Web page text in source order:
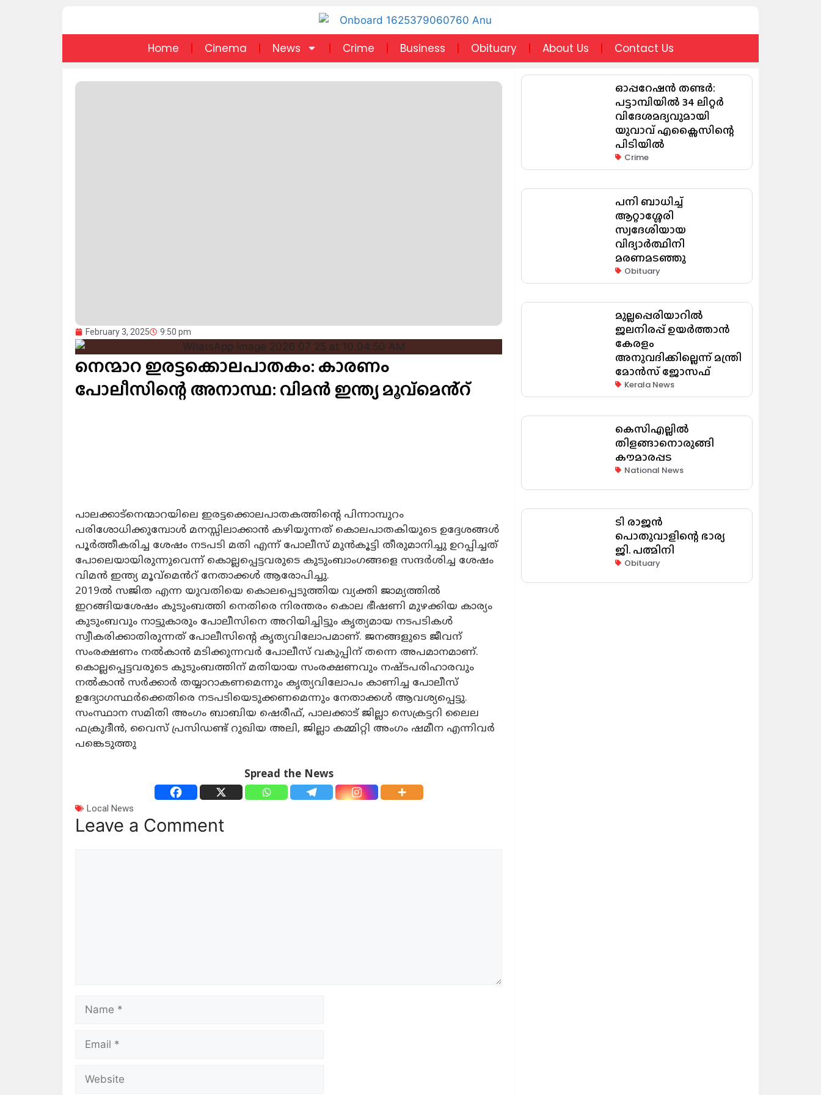
Home Cinema News Crime Business Obituary About Us Contact Us
February 3, 2025 9:50 pm
നെന്മാറ ഇരട്ടക്കൊലപാതകം: കാരണം
പോലീസിന്റെ അനാസ്ഥ: വിമൻ ഇന്ത്യ മൂവ്മെൻ്റ്
പാലക്കാട്നെന്മാറയിലെ ഇരട്ടക്കൊലപാതകത്തിന്റെ പിന്നാമ്പുറം
പരിശോധിക്കുമ്പോൾ മനസ്സിലാക്കാൻ കഴിയുന്നത് കൊലപാതകിയുടെ ഉദ്ദേശങ്ങൾ
പൂർത്തീകരിച്ച ശേഷം നടപടി മതി എന്ന് പോലീസ് മുൻകൂട്ടി തീരുമാനിച്ചു ഉറപ്പിച്ചത്
പോലെയായിരുന്നുവെന്ന് കൊല്ലപ്പെട്ടവരുടെ കുടുംബാംഗങ്ങളെ സന്ദർശിച്ച ശേഷം
വിമൻ ഇന്ത്യ മൂവ്മെൻറ് നേതാക്കൾ ആരോപിച്ചു.
2019ൽ സജിത എന്ന യുവതിയെ കൊലപ്പെടുത്തിയ വ്യക്തി ജാമ്യത്തിൽ
ഇറങ്ങിയശേഷം കുടുംബത്തി നെതിരെ നിരന്തരം കൊല ഭീഷണി മുഴക്കിയ കാര്യം
കുടുംബവും നാട്ടുകാരും പോലീസിനെ അറിയിച്ചിട്ടും കൃത്യമായ നടപടികൾ
സ്വീകരിക്കാതിരുന്നത് പോലീസിന്റെ കൃത്യവിലോപമാണ്. ജനങ്ങളുടെ ജീവന്
സംരക്ഷണം നൽകാൻ മടിക്കുന്നവർ പോലീസ് വകുപ്പിന് തന്നെ അപമാനമാണ്.
കൊല്ലപ്പെട്ടവരുടെ കുടുംബത്തിന് മതിയായ സംരക്ഷണവും നഷ്ടപരിഹാരവും
നൽകാൻ സർക്കാർ തയ്യാറാകണമെന്നും കൃത്യവിലോപം കാണിച്ച പോലീസ്
ഉദ്യോഗസ്ഥർക്കെതിരെ നടപടിയെടുക്കണമെന്നും നേതാക്കൾ ആവശ്യപ്പെട്ടു.
സംസ്ഥാന സമിതി അംഗം ബാബിയ ഷെരീഫ്, പാലക്കാട് ജില്ലാ സെക്രട്ടറി ലൈല
ഫക്രുദീൻ, വൈസ് പ്രസിഡണ്ട് റുഖിയ അലി, ജില്ലാ കമ്മിറ്റി അംഗം ഷമീന എന്നിവർ
പങ്കെടുത്തു
Spread the News
Local News
Leave a Comment
ഓപ്പറേഷൻ തണ്ടർ:
പട്ടാമ്പിയിൽ 34 ലിറ്റർ
വിദേശമദ്യവുമായി
യുവാവ് എക്സൈസിന്റെ
പിടിയിൽ
Crime
പനി ബാധിച്ച്
ആറ്റാശ്ശേരി
സ്വദേശിയായ
വിദ്യാർത്ഥിനി
മരണമടഞ്ഞു
Obituary
മുല്ലപ്പെരിയാറിൽ
ജലനിരപ്പ് ഉയർത്താൻ
കേരളം
അനുവദിക്കില്ലെന്ന് മന്ത്രി
മോൻസ് ജോസഫ്
Kerala News
കെസിഎല്ലിൽ
തിളങ്ങാനൊരുങ്ങി
കൗമാരപ്പട
National News
ടി രാജൻ
പൊതുവാളിന്റെ ഭാര്യ
ജി. പത്മിനി
Obituary